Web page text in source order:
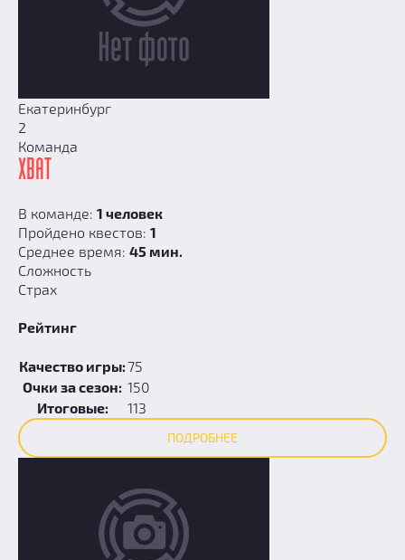
Екатеринбург
2
Команда
ХВАТ
В команде: 1 человек
Пройдено квестов: 1
Среднее время: 45 мин.
Сложность
Страх
Рейтинг
Качество игры:75
Очки за сезон: 150
Итоговые:
113
ПОДРОБНЕЕ